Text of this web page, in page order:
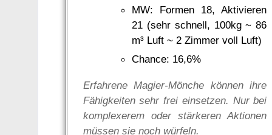
MW: Formen 18, Aktivieren
21 (sehr schnell, 100kg ~ 86
m³ Luft ~ 2 Zimmer voll Luft)
Chance: 16,6%
Erfahrene Magier-Mönche können ihre
Fähigkeiten sehr frei einsetzen. Nur bei
komplexerem oder stärkeren Aktionen
müssen sie noch würfeln.